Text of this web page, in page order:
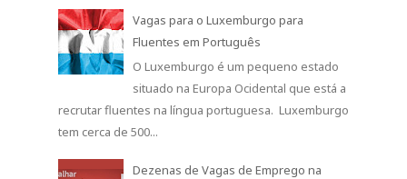
Vagas para o Luxemburgo para
Fluentes em Português
O Luxemburgo é um pequeno estado
situado na Europa Ocidental que está a
recrutar fluentes na língua portuguesa. Luxemburgo
tem cerca de 500...
Dezenas de Vagas de Emprego na